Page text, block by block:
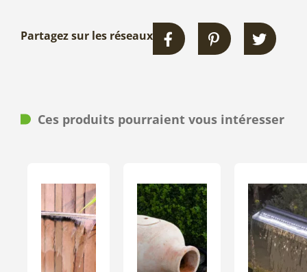
Partagez sur les réseaux
Ces produits pourraient vous intéresser